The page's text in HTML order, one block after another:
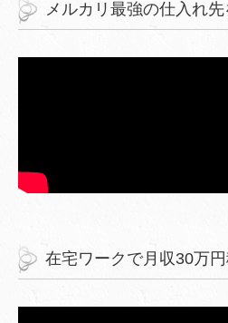
メルカリ最強の仕入れ先
在宅ワークで月収30万